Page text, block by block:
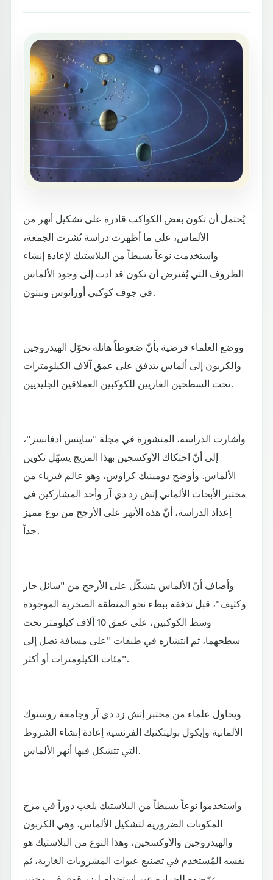
يُحتمل أن تكون بعض الكواكب قادرة على تشكيل أنهر من
الألماس، على ما أظهرت دراسة نُشرت الجمعة،
واستخدمت نوعاً بسيطاً من البلاستيك لإعادة إنشاء
الظروف التي يُفترض أن تكون قد أدت إلى وجود الألماس
في جوف كوكبي أورانوس ونبتون.
ووضع العلماء فرضية بأنّ ضغوطاً هائلة تحوّل الهيدروجين
والكربون إلى ألماس يتدفق على عمق آلاف الكيلومترات
تحت السطحين الغازيين للكوكبين العملاقين الجليديين.
وأشارت الدراسة، المنشورة في مجلة "ساينس أدفانسز"،
إلى أنّ احتكاك الأوكسجين بهذا المزيج يسهّل تكوين
الألماس. وأوضح دومينيك كراوس، وهو عالم فيزياء من
مختبر الأبحاث الألماني إتش زد دي آر وأحد المشاركين في
إعداد الدراسة، أنّ هذه الأنهر على الأرجح من نوع مميز
جداً.
وأضاف أنّ الألماس يتشكّل على الأرجح من "سائل حار
وكثيف"، قبل تدفقه ببطء نحو المنطقة الصخرية الموجودة
وسط الكوكبين، على عمق 10 آلاف كيلومتر تحت
سطحهما، ثم انتشاره في طبقات "على مسافة تصل إلى
مئات الكيلومترات أو أكثر".
ويحاول علماء من مختبر إتش زد دي آر وجامعة روستوك
الألمانية وإيكول بوليتكنيك الفرنسية إعادة إنشاء الشروط
التي تتشكل فيها أنهر الألماس.
واستخدموا نوعاً بسيطاً من البلاستيك يلعب دوراً في مزج
المكونات الضرورية لتشكيل الألماس، وهي الكربون
والهيدروجين والأوكسجين، وهذا النوع من البلاستيك هو
نفسه المُستخدم في تصنيع عبوات المشروبات الغازية، ثم